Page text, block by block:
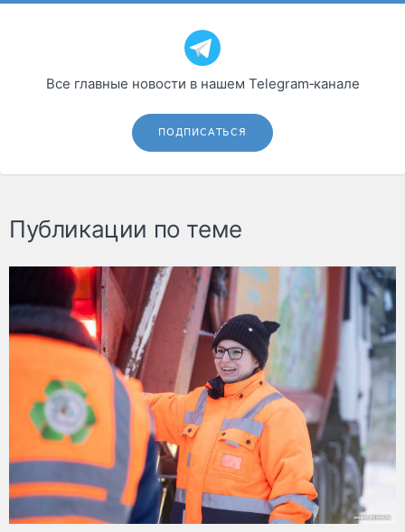
Все главные новости в нашем Telegram‑канале
ПОДПИСАТЬСЯ
Публикации по теме